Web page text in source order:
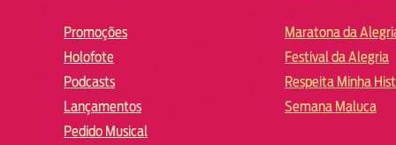
Promoções
Holofote
Podcasts
Lançamentos
Pedido Musical
Maratona da
Festival da Alegria
Respeita Minha
Semana Maluca